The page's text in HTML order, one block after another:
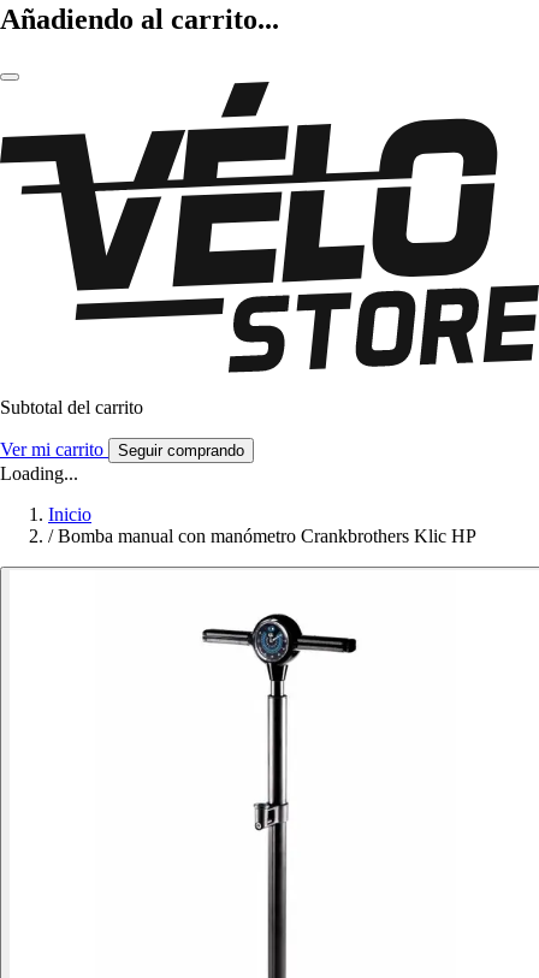
Añadiendo al carrito...
Subtotal del carrito
Ver mi carrito Seguir comprando
Loading...
Inicio
/ Bomba manual con manómetro Crankbrothers Klic HP